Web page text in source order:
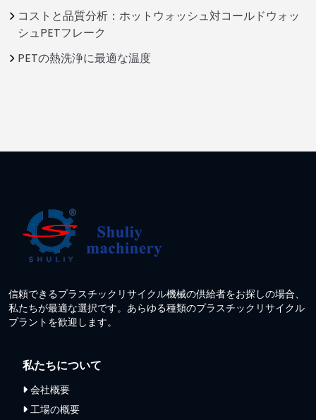
コストと品質分析：ホットウォッシュ対コールドウォッ
シュPETフレーク
PETの熱洗浄に最適な温度
信頼できるプラスチックリサイクル機械の供給者をお探しの場合、
私たちが最適な選択です。あらゆる種類のプラスチックリサイクル
プラントを歓迎します。
私たちについて
会社概要
工場の概要